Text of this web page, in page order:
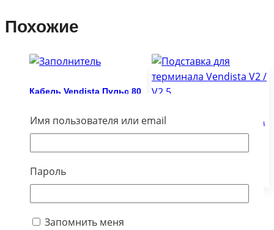
Похожие
Кабель Vendista Пульс 80
600.00₽
Подставка для терминала
Vendista V2 / V2.5
1,500.00₽
Имя пользователя или email
Пароль
Запомнить меня